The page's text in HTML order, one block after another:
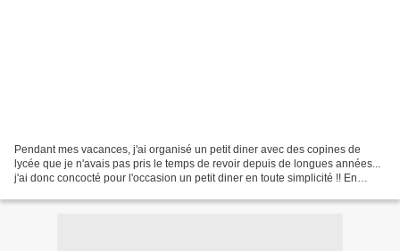
Pendant mes vacances, j'ai organisé un petit diner avec des copines de
lycée que je n'avais pas pris le temps de revoir depuis de longues années...
j'ai donc concocté pour l'occasion un petit diner en toute simplicité !! En